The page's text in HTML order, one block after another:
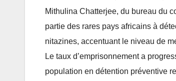
Mithulina Chatterjee, du bureau du
partie des rares pays africains à
nitazines, accentuant le niveau de
Le taux d’emprisonnement a
population en détention préventive